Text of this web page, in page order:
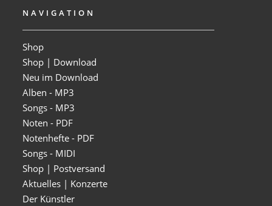
NAVIGATION
Shop
Shop | Download
Neu im Download
Alben - MP3
Songs - MP3
Noten - PDF
Notenhefte - PDF
Songs - MIDI
Shop | Postversand
Aktuelles | Konzerte
Der Künstler